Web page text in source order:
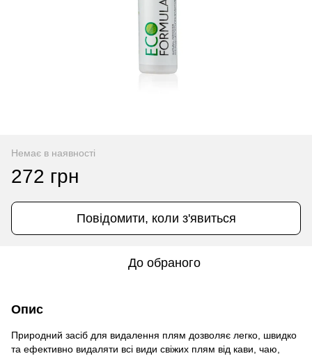
Немає в наявності
272 грн
Повідомити, коли з'явиться
До обраного
Опис
Природний засіб для видалення плям дозволяє легко, швидко
та ефективно видаляти всі види свіжих плям від кави, чаю,